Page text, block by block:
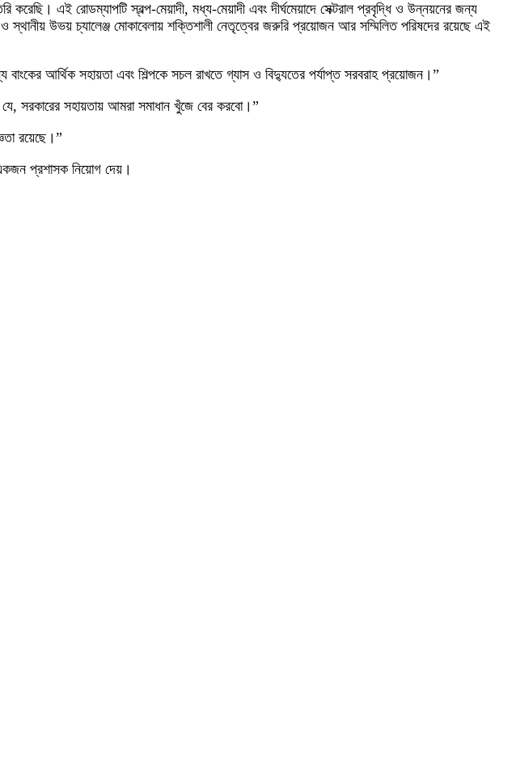
এই রোডম্যাপটি স্বল্প-মেয়াদী, মধ্য-মেয়াদী এবং দীর্ঘমেয়াদে সেক্টরাল প্রবৃদ্ধি ও উন্নয়নের জন্য
স্থানীয় উভয় চ্যালেঞ্জ মোকাবেলায় শক্তিশালী নেতৃত্বের জরুরি প্রয়োজন আর সম্মিলিত পরিষদের রয়েছে এই
আর্থিক সহায়তা এবং শিল্পকে সচল রাখতে গ্যাস ও বিদ্যুতের পর্যাপ্ত সরবরাহ প্রয়োজন।”
সরকারের সহায়তায় আমরা সমাধান খুঁজে বের করবো।”
রয়েছে।”
একজন প্রশাসক নিয়োগ দেয়।